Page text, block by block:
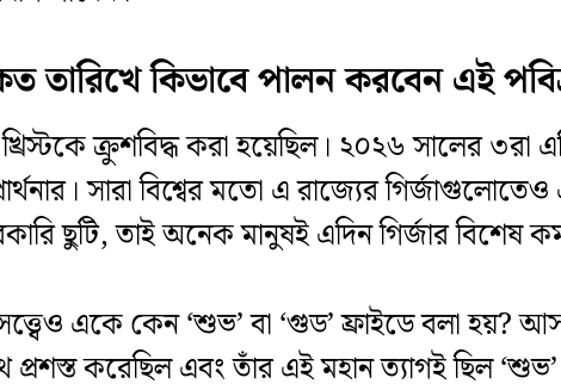
কিভাবে পালন করবেন এই
খ্রিস্টকে ক্রুশবিদ্ধ করা হয়েছিল। ২০২৬ সালের
সারা বিশ্বের মতো এ রাজ্যের গির্জাগুলোতেও
ছুটি, তাই অনেক মানুষই এদিন গির্জার বিশেষ
একে কেন ‘শুভ’ বা ‘গুড’ ফ্রাইডে বলা হয়?
প্রশস্ত করেছিল এবং তাঁর এই মহান ত্যাগই ছিল